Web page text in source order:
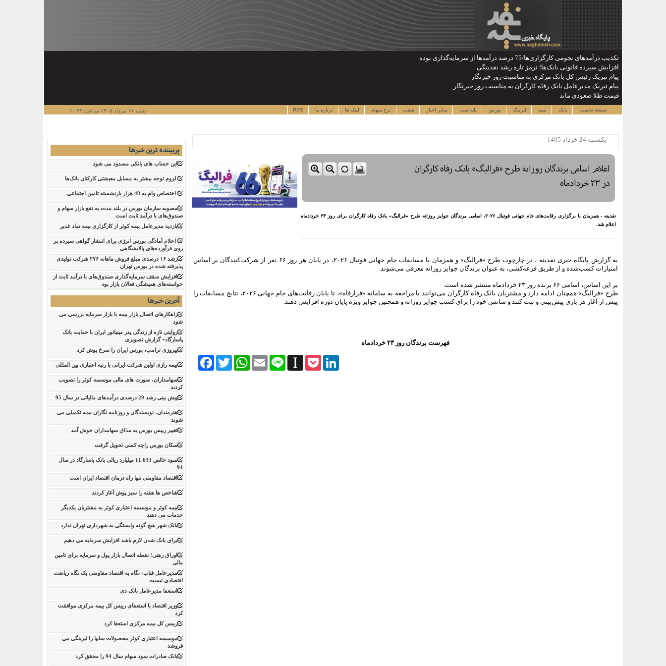
تکذیب درآمدهای نجومی کارگزاری‌ها/75 درصد درآمدها از سرمایه‌گذاری بوده
افزایش سپرده قانونی بانک‌ها؛ ترمز تازه رشد نقدینگی
پیام تبریک رئیس کل بانک مرکزی به مناسبت روز خبرنگار
پیام تبریک مدیرعامل بانک رفاه کارگران به مناسبت روز خبرنگار
قیمت طلا صعودی ماند
شنبه ۱۷ مرداد ۱۴۰۵ ساعت:۱۰:۴۲ صفحه نخست بانک بیمه لیزینگ بورس یادداشت سایر اخبار شعب نرخ سهام لینک ها درباره ما RSS
پربیننده ترین خبرها
این حساب های بانکی مسدود می شود
لزوم توجه بیشتر به مسایل معیشتی کارکنان بانک‌ها
اختصاص وام به 40 هزار بازنشسته تامین اجتماعی
مصوبه سازمان بورس در بلند مدت به نفع بازار سهام و
صندوق‌های با درآمد ثابت است
بازدید مدیرعامل بیمه کوثر از کارگزاری بیمه نماد غدیر
اعلام آمادگی بورس انرژی برای انتشار گواهی سپرده بر
روی فرآورده‌های پالایشگاهی ‌
رشد ۱۶ درصدی مبلغ فروش ماهانه ۲۷۶ شرکت تولیدی
پذیرفته شده در بورس تهران
افزایش سقف سرمایه‌گذاری صندوق‌های با درآمد ثابت از
خواسته‌های همیشگی فعالان بازار بود
آخرین خبرها
راهکارهای اتصال بازار بیمه با بازار سرمایه بررسی می
شود
روایتی تازه از زندگی پدر مینیاتور ایران با حمایت بانک
پاسارگاد+ گزارش تصویری
پیروزی ترامپ، بورس ایران را سرخ پوش کرد
بیمه رازی اولین شرکت ایرانی با رتبه اعتباری بین المللی
سهامداران، صورت های مالی موسسه کوثر را تصویب
کردند
پیش بینی رشد 29 درصدی درآمدهای مالیاتی در سال 95
هنرمندان، نویسندگان و روزنامه نگاران بیمه تکمیلی می
شوند
تغییر رییس بورس به مذاق سهامداران خوش آمد
سکان بورس راچه کسی تحویل گرفت
سود خالص 11.633 میلیارد ریالی بانک پاسارگاد در سال
94
اقتصاد مقاومتی تنها راه درمان اقتصاد ایران است
شاخص ها هفته را سبز پوش آغاز کردند
بیمه کوثر و موسسه اعتباری کوثر به مشتریان یکدیگر
خدمات می دهند
بانک شهر هیچ گونه وابستگی به شهرداری تهران ندارد
برای بانک شدن لازم باشد افزایش سرمایه می دهیم
اوراق رهنی؛ نقطه اتصال بازار پول و سرمایه برای تامین
مالی
مدیرعامل فناپ: نگاه به اقتصاد مقاومتی یک نگاه ریاضت
اقتصادی نیست
استعفا مدیرعامل بانک دی
وزیر اقتصاد با استعفای رییس کل بیمه مرکزی موافقت
کرد
رییس کل بیمه مرکزی استعفا کرد
موسسه اعتباری کوثر محصولات سایپا را لیزینگی می
فروشد
بانک صادرات سود سهام سال 94 را محقق کرد
يکشنبه 24 خرداد 1405
اعلام اسامی برندگان روزانه طرح «فرالیگ» بانک رفاه کارگران
در ۲۳ خردادماه
نقدینه - همزمان با برگزاری رقابت‌های جام جهانی فوتبال ۲۰۲۶، اسامی برندگان جوایز روزانه طرح «فرالیگ» بانک رفاه کارگران برای روز ۲۳ خردادماه
اعلام شد.
به گزارش پایگاه خبری نقدینه ، در چارچوب طرح «فرالیگ» و همزمان با مسابقات جام جهانی فوتبال ۲۰۲۶، در پایان هر روز ۶۶ نفر از شرکت‌کنندگان بر اساس
امتیازات کسب‌شده و از طریق قرعه‌کشی، به عنوان برندگان جوایز روزانه معرفی می‌شوند.
بر این اساس، اسامی ۶۶ برنده روز ۲۳ خردادماه منتشر شده است.
طرح «فرالیگ» همچنان ادامه دارد و مشتریان بانک رفاه کارگران می‌توانند با مراجعه به سامانه «فرارفاه»، تا پایان رقابت‌های جام جهانی ۲۰۲۶، نتایج مسابقات را
پیش از آغاز هر بازی پیش‌بینی و ثبت کنند و شانس خود را برای کسب جوایز روزانه و همچنین جوایز ویژه پایان دوره افزایش دهند.
فهرست برندگان روز ۲۳ خردادماه
Facebook TwitterWhatsApp Email LineInstapaper PocketLinkedIn